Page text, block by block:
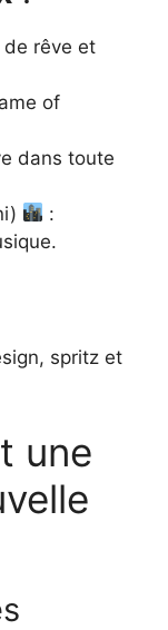
de rêve et
of
dans toute
:
spritz et
une